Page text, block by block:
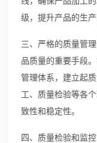
级，提升产品的生产
三、严格的质量管
品质量的重要手段
管理体系，建立起
工、质量检验等各
致性和稳定性。
四、质量检验和监